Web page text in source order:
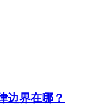
边界在哪？